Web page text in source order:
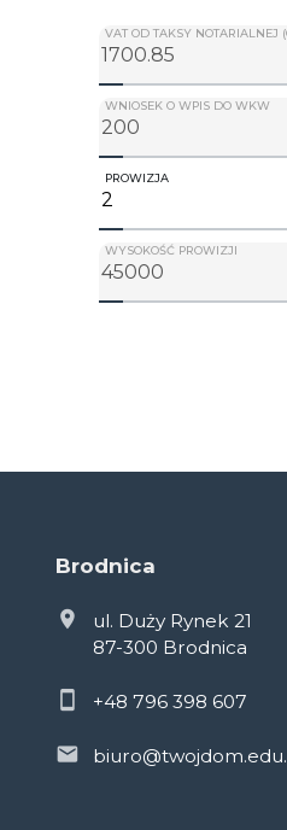
VAT OD TAKSY NOTARIALNEJ
WNIOSEK O WPIS DO WKW
PROWIZJA
WYSOKOŚĆ PROWIZJI
Brodnica
ul. Duży Rynek 21
87-300 Brodnica
+48 796 398 607